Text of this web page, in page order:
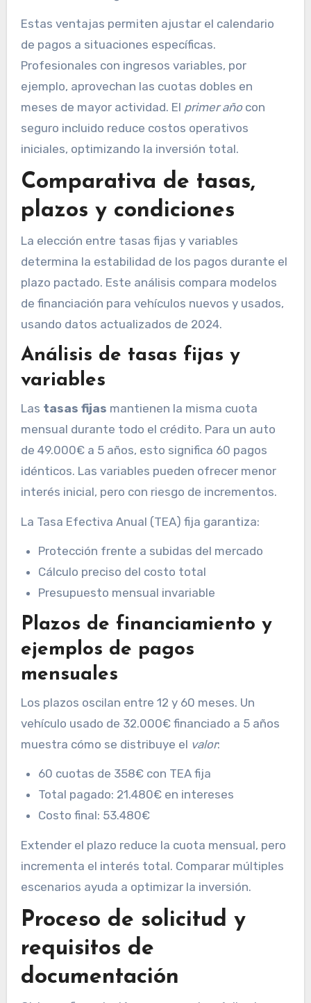
Estas ventajas permiten ajustar el calendario
de pagos a situaciones específicas.
Profesionales con ingresos variables, por
ejemplo, aprovechan las cuotas dobles en
meses de mayor actividad. El primer añocon
seguro incluido reduce costos operativos
iniciales, optimizando la inversión total.
Comparativa de tasas,
plazos y condiciones
La elección entre tasas fijas y variables
determina la estabilidad de los pagos durante el
plazo pactado. Este análisis compara modelos
de financiación para vehículos nuevos y usados,
usando datos actualizados de 2024.
Análisis de tasas fijas y
variables
Las tasas fijas mantienen la misma cuota
mensual durante todo el crédito. Para un auto
de 49.000€ a 5 años, esto significa 60 pagos
idénticos. Las variables pueden ofrecer menor
interés inicial, pero con riesgo de incrementos.
La Tasa Efectiva Anual (TEA) fija garantiza:
Protección frente a subidas del mercado
Cálculo preciso del costo total
Presupuesto mensual invariable
Plazos de financiamiento y
ejemplos de pagos
mensuales
Los plazos oscilan entre 12 y 60 meses. Un
vehículo usado de 32.000€ financiado a 5 años
muestra cómo se distribuye el valor:
60 cuotas de 358€ con TEA fija
Total pagado: 21.480€ en intereses
Costo final: 53.480€
Extender el plazo reduce la cuota mensual, pero
incrementa el interés total. Comparar múltiples
escenarios ayuda a optimizar la inversión.
Proceso de solicitud y
requisitos de
documentación